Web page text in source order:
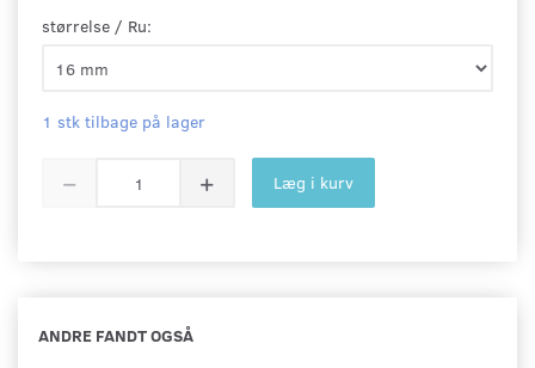
størrelse / Ru:
1 stk tilbage på lager
Læg i kurv
ANDRE FANDT OGSÅ